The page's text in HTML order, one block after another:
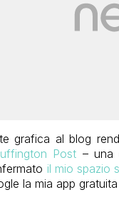
grafica al blog
Post – una
il mio spazio
la mia app gratuita